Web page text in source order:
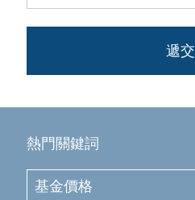
負責任投資
投資者教育
遞交
熱門關鍵詞
基金價格